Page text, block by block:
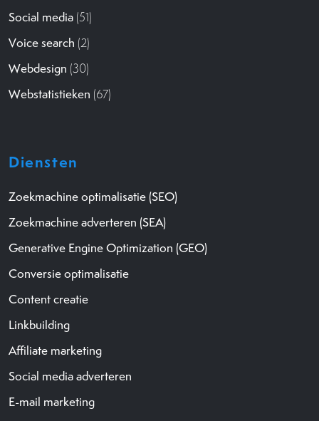
Social media (51)
Voice search (2)
Webdesign (30)
Webstatistieken (67)
Diensten
Zoekmachine optimalisatie (SEO)
Zoekmachine adverteren (SEA)
Generative Engine Optimization (GEO)
Conversie optimalisatie
Content creatie
Linkbuilding
Affiliate marketing
Social media adverteren
E-mail marketing